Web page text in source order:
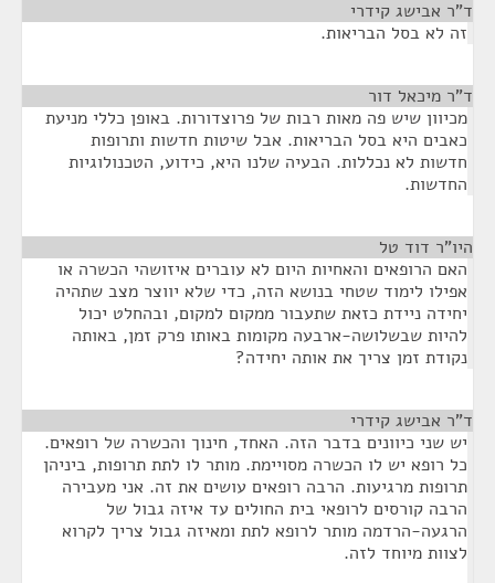
ד"ר אבישג קידרי
זה לא בסל הבריאות.
ד"ר מיכאל דור
מכיוון שיש פה מאות רבות של פרוצדורות. באופן כללי מניעת
כאבים היא בסל הבריאות. אבל שיטות חדשות ותרופות
חדשות לא נכללות. הבעיה שלנו היא, כידוע, הטכנולוגיות
החדשות.
היו"ר דוד טל
האם הרופאים והאחיות היום לא עוברים איזושהי הכשרה או
אפילו לימוד שטחי בנושא הזה, כדי שלא יווצר מצב שתהיה
יחידה ניידת כזאת שתעבור ממקום למקום, ובהחלט יכול
להיות שבשלושה-ארבעה מקומות באותו פרק זמן, באותה
נקודת זמן צריך את אותה יחידה?
ד"ר אבישג קידרי
יש שני כיוונים בדבר הזה. האחד, חינוך והכשרה של רופאים.
כל רופא יש לו הכשרה מסויימת. מותר לו לתת תרופות, ביניהן
תרופות מרגיעות. הרבה רופאים עושים את זה. אני מעבירה
הרבה קורסים לרופאי בית החולים עד איזה גבול של
הרגעה-הרדמה מותר לרופא לתת ומאיזה גבול צריך לקרוא
לצוות מיוחד לזה.